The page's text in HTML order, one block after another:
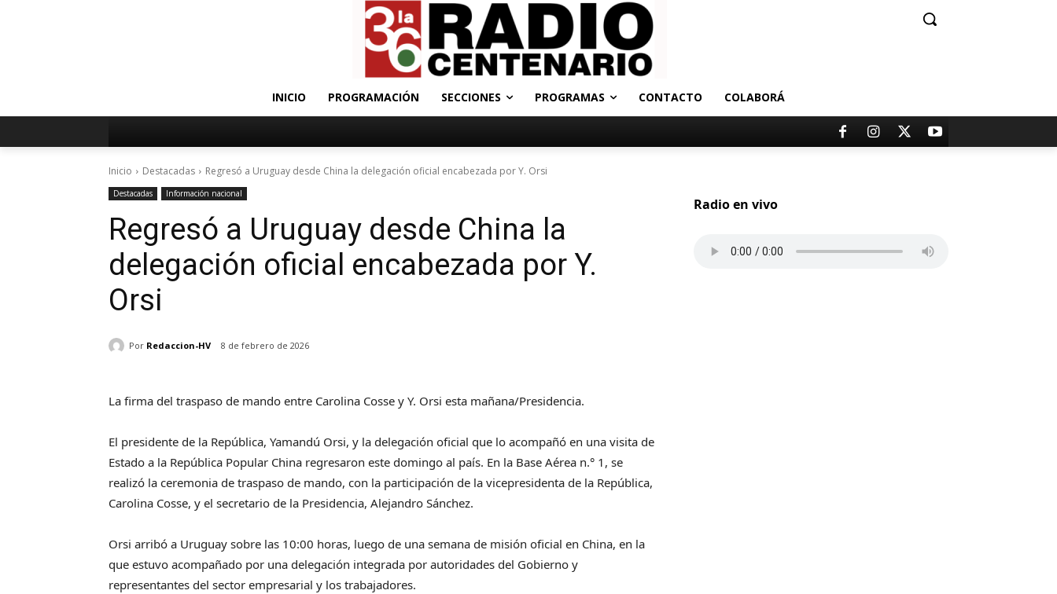
INICIO PROGRAMACIÓN SECCIONES PROGRAMAS CONTACTO COLABORÁ
Inicio Destacadas Regresó a Uruguay desde China la delegación oficial encabezada por Y. Orsi
Destacadas Información nacional
Regresó a Uruguay desde China la
delegación oficial encabezada por Y.
Orsi
Por Redaccion-HV 8 de febrero de 2026
La firma del traspaso de mando entre Carolina Cosse y Y. Orsi esta mañana/Presidencia.
El presidente de la República, Yamandú Orsi, y la delegación oficial que lo acompañó en una visita de
Estado a la República Popular China regresaron este domingo al país. En la Base Aérea n.° 1, se
realizó la ceremonia de traspaso de mando, con la participación de la vicepresidenta de la República,
Carolina Cosse, y el secretario de la Presidencia, Alejandro Sánchez.
Orsi arribó a Uruguay sobre las 10:00 horas, luego de una semana de misión oficial en China, en la
que estuvo acompañado por una delegación integrada por autoridades del Gobierno y
representantes del sector empresarial y los trabajadores.
Radio en vivo